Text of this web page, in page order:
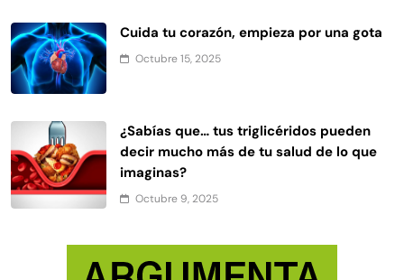
Cuida tu corazón, empieza por una gota
Octubre 15, 2025
¿Sabías que… tus triglicéridos pueden
decir mucho más de tu salud de lo que
imaginas?
Octubre 9, 2025